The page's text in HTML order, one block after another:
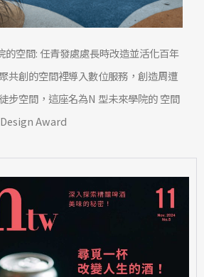
的空間: 任青發處處長時改造並活化百年
共創的空間裡導入數位服務，創造周遭
步空間，這座名為N 型未來學院的 空間
Award